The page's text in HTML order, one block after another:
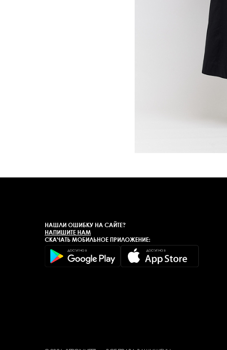
НАШЛИ ОШИБКУ НА САЙТЕ?
НАПИШИТЕ НАМ
СКАЧАТЬ МОБИЛЬНОЕ ПРИЛОЖЕНИЕ: